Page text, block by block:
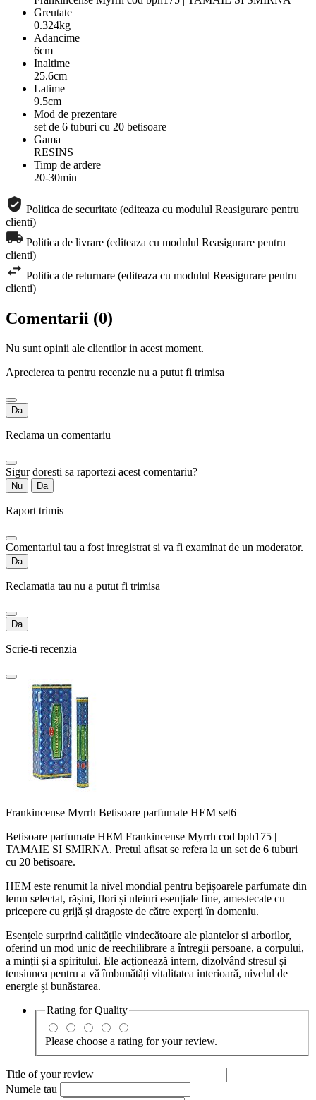
Greutate
0.324kg
Adancime
6cm
Inaltime
25.6cm
Latime
9.5cm
Mod de prezentare
set de 6 tuburi cu 20 betisoare
Gama
RESINS
Timp de ardere
20-30min
Politica de securitate (editeaza cu modulul Reasigurare pentru
clienti)
Politica de livrare (editeaza cu modulul Reasigurare pentru
clienti)
Politica de returnare (editeaza cu modulul Reasigurare pentru
clienti)
Comentarii (0)
Nu sunt opinii ale clientilor in acest moment.
Aprecierea ta pentru recenzie nu a putut fi trimisa
Da
Reclama un comentariu
Sigur doresti sa raportezi acest comentariu?
Nu Da
Raport trimis
Comentariul tau a fost inregistrat si va fi examinat de un moderator.
Da
Reclamatia tau nu a putut fi trimisa
Da
Scrie-ti recenzia
Frankincense Myrrh Betisoare parfumate HEM set6
Betisoare parfumate HEM Frankincense Myrrh cod bph175 |
TAMAIE SI SMIRNA. Pretul afisat se refera la un set de 6 tuburi
cu 20 betisoare.
HEM este renumit la nivel mondial pentru bețișoarele parfumate din
lemn selectat, rășini, flori și uleiuri esențiale fine, amestecate cu
pricepere cu grijă și dragoste de către experți în domeniu.
Esențele surprind calitățile vindecătoare ale plantelor si arborilor,
oferind un mod unic de reechilibrare a întregii persoane, a corpului,
a minții și a spiritului. Ele acționează intern, dizolvând stresul și
tensiunea pentru a vă îmbunătăți vitalitatea interioară, nivelul de
energie și bunăstarea.
Rating forQuality
Please choose a rating for your review.
Title of your review
Numele tau